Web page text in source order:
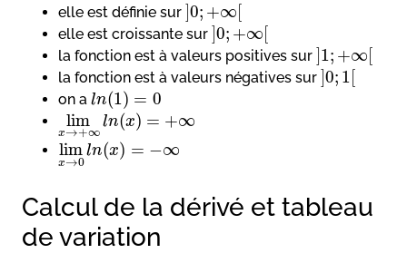
elle est définie sur 0; +∞
elle est croissante sur 0; +∞
la fonction est à valeurs positives sur 1; +∞
la fonction est à valeurs négatives sur 0; 1
on a ln(1) = 0
lim
x→+∞
ln(x) = +∞
lim
x→0
ln(x) = −∞
Calcul de la dérivé et tableau
de variation